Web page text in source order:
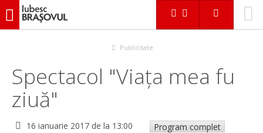
iubescbraşovul.ro
Spectacol "Viața mea fu ziuă"
Publicitate
Spectacol "Viața mea fu
ziuă"
16 ianuarie 2017de la 13:00
Program complet